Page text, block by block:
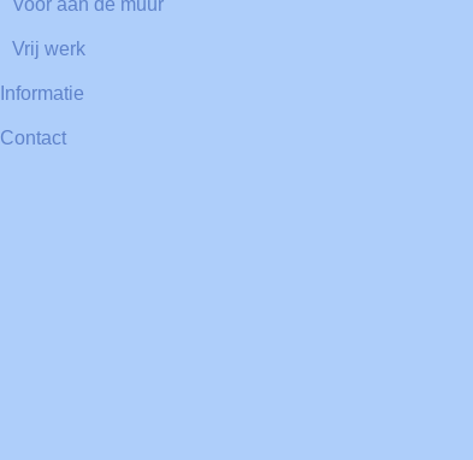
Vrij werk
Informatie
Contact